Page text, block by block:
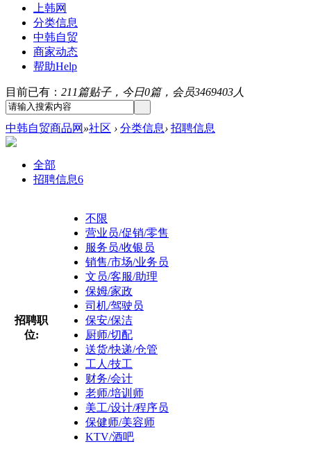
上韩网
分类信息
中韩自贸
商家动态
帮助Help
目前已有： 211篇贴子，今日0篇，会员3469403人
中韩自贸商品网 »社区 › 分类信息› 招聘信息
全部
招聘信息6
招聘职
位:
不限
营业员/促销/零售
服务员/收银员
销售/市场/业务员
文员/客服/助理
保姆/家政
司机/驾驶员
保安/保洁
厨师/切配
送货/快递/仓管
工人/技工
财务/会计
老师/培训师
美工/设计/程序员
保健师/美容师
KTV/酒吧